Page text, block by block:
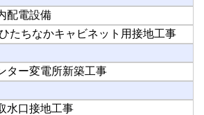
配電設備
たちなかキャビネット用接地工事
ター変電所新築工事
水口接地工事